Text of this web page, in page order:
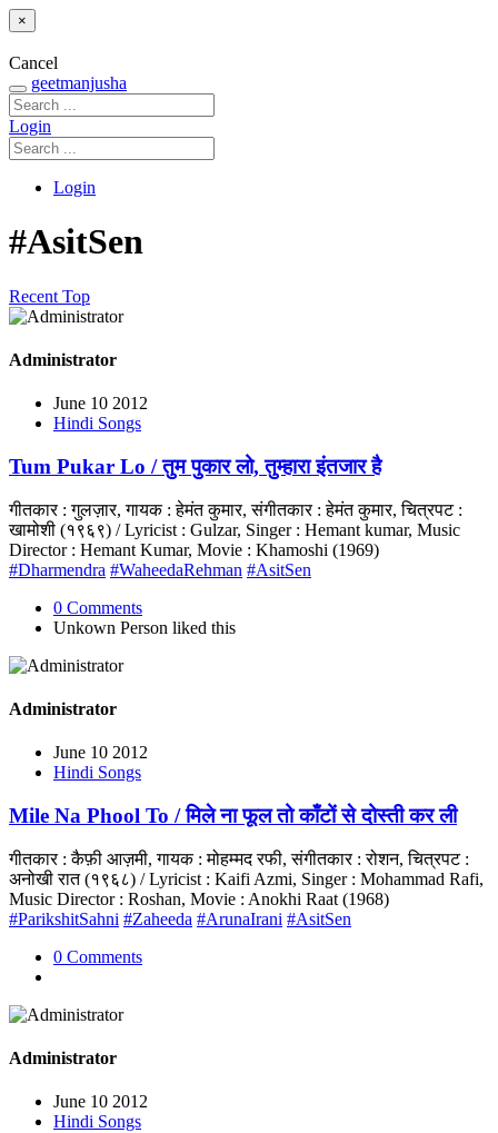
×
Cancel
geetmanjusha
Login
Login
#AsitSen
Recent Top
Administrator
June 10 2012
Hindi Songs
Tum Pukar Lo / तुम पुकार लो, तुम्हारा इंतजार है
गीतकार : गुलज़ार, गायक : हेमंत कुमार, संगीतकार : हेमंत कुमार, चित्रपट :
खामोशी (१९६९) / Lyricist : Gulzar, Singer : Hemant kumar, Music
Director : Hemant Kumar, Movie : Khamoshi (1969)
#Dharmendra #WaheedaRehman #AsitSen
0 Comments
Unkown Person liked this
Administrator
June 10 2012
Hindi Songs
Mile Na Phool To / मिले ना फूल तो काँटों से दोस्ती कर ली
गीतकार : कैफ़ी आज़मी, गायक : मोहम्मद रफी, संगीतकार : रोशन, चित्रपट :
अनोखी रात (१९६८) / Lyricist : Kaifi Azmi, Singer : Mohammad Rafi,
Music Director : Roshan, Movie : Anokhi Raat (1968)
#ParikshitSahni #Zaheeda #ArunaIrani #AsitSen
0 Comments
Administrator
June 10 2012
Hindi Songs